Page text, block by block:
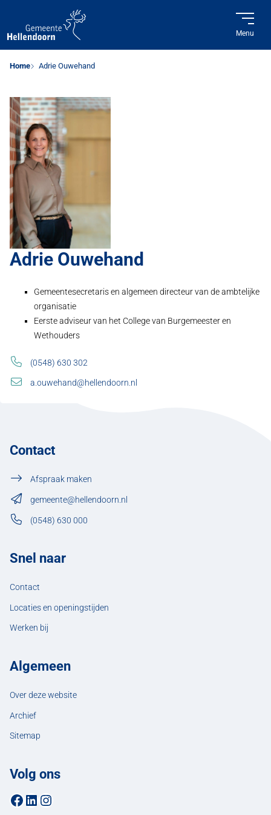
Menu
Home Adrie Ouwehand
Adrie Ouwehand
Gemeentesecretaris en algemeen directeur van de ambtelijke
organisatie
Eerste adviseur van het College van Burgemeester en
Wethouders
(0548) 630 302
a.ouwehand@hellendoorn.nl
Contact
Afspraak maken
gemeente@hellendoorn.nl
(0548) 630 000
Snel naar
Contact
Locaties en openingstijden
Werken bij
Algemeen
Over deze website
Archief
Sitemap
Volg ons
Facebookpagina van de gemeente Hellendoorn
LinkedIn-pagina van de gemeente Hellendoorn
Instagrampagina van de gemeente Hellendoorn